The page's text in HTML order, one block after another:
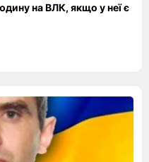
на ВЛК, якщо у неї є